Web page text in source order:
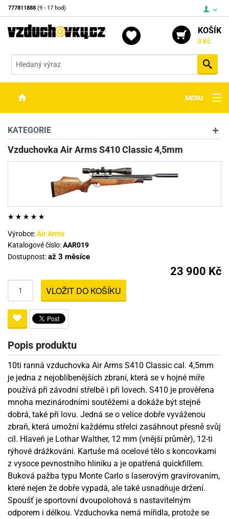
777811888 (9 - 17 hod)
KOŠÍK
0 Kč
MENU
OPTIKA
STŘELIVO
PŘÍSLUŠENSTVÍ
DETEKTORY KOVŮ
KATEGORIE
Vzduchovka Air Arms S410 Classic 4,5mm
Výrobce:Air Arms
Katalogové číslo:AAR019
Dostupnost:až 3 měsíce
23 900 Kč
VLOŽIT DO KOŠÍKU
Popis produktu
10ti ranná vzduchovka Air Arms S410 Classic cal. 4,5mm
je jedna z nejoblíbenějších zbraní, která se v hojné míře
používá při závodní střelbě i při lovech. S410 je prověřena
mnoha mezinárodními soutěžemi a dokáže být stejně
dobrá, také při lovu. Jedná se o velice dobře vyváženou
zbraň, která umožní každému střelci zasáhnout přesně svůj
cíl. Hlaveň je Lothar Walther, 12 mm (vnější průměr), 12-ti
rýhové drážkování. Kartuše má ocelové tělo s koncovkami
z vysoce pevnostního hliníku a je opatřená quickfillem.
Buková pažba typu Monte Carlo s laserovým gravírovaním,
které nejen že dobře vypadá, ale také usnadňuje držení.
Spoušť je sportovní dvoupolohová s nastavitelným
odporem i délkou. Vzduchovka nemá mířidla, protože se